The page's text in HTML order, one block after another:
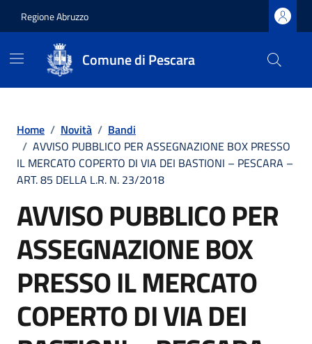
Regione Abruzzo
Comune di Pescara
Home / Novità / Bandi
/ AVVISO PUBBLICO PER ASSEGNAZIONE BOX PRESSO
IL MERCATO COPERTO DI VIA DEI BASTIONI – PESCARA –
ART. 85 DELLA L.R. N. 23/2018
AVVISO PUBBLICO PER
ASSEGNAZIONE BOX
PRESSO IL MERCATO
COPERTO DI VIA DEI